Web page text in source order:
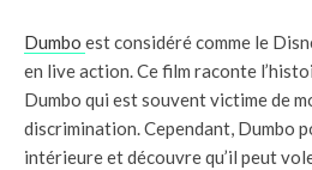
Dumbo est considéré comme le
en live action. Ce film raconte
Dumbo qui est souvent victime de
discrimination. Cependant, Dumbo
intérieure et découvre qu’il peut